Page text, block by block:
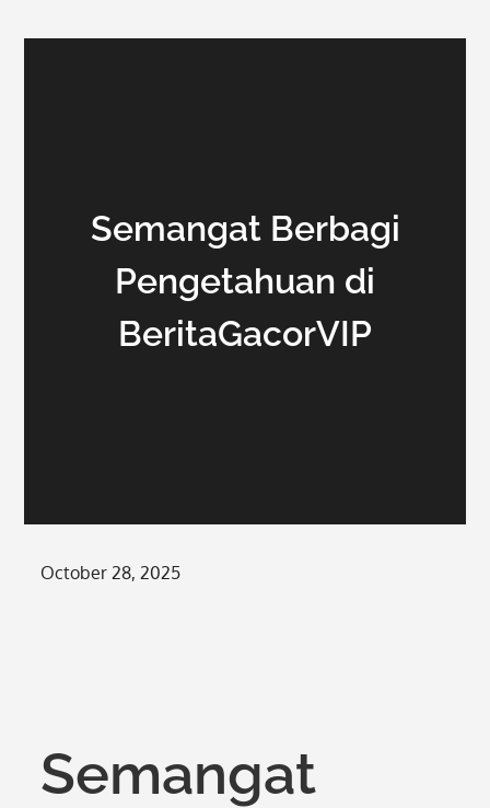
Semangat Berbagi
Pengetahuan di
BeritaGacorVIP
Posted
October 28, 2025
Semangat